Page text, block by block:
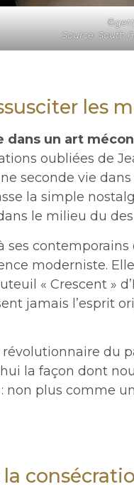
Source: South
les
dans un art
oubliées de
seconde vie
la simple
le milieu du
ses
moderniste.
« Crescent »
jamais l’esprit
du
la façon dont
non plus comme
la